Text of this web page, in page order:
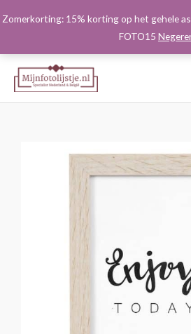
Zomerkorting: 15% korting op het gehele
FOTO15
naar